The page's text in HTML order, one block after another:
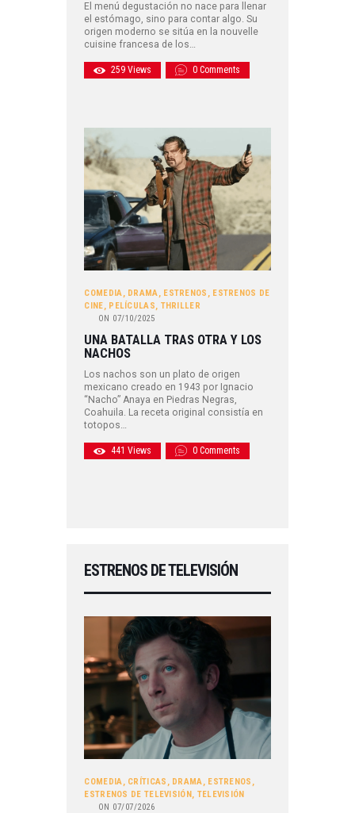
El menú degustación no nace para llenar
el estómago, sino para contar algo. Su
origen moderno se sitúa en la nouvelle
cuisine francesa de los…
259 Views 0 Comments
COMEDIA, DRAMA, ESTRENOS , ESTRENOS DE
CINE, PELÍCULAS, THRILLER
ON 07/10/2025
UNA BATALLA TRAS OTRA Y LOS
NACHOS
Los nachos son un plato de origen
mexicano creado en 1943 por Ignacio
“Nacho” Anaya en Piedras Negras,
Coahuila. La receta original consistía en
totopos…
441 Views 0 Comments
ESTRENOS DE TELEVISIÓN
COMEDIA, CRÍTICAS , DRAMA, ESTRENOS ,
ESTRENOS DE TELEVISIÓN, TELEVISIÓN
ON 07/07/2026